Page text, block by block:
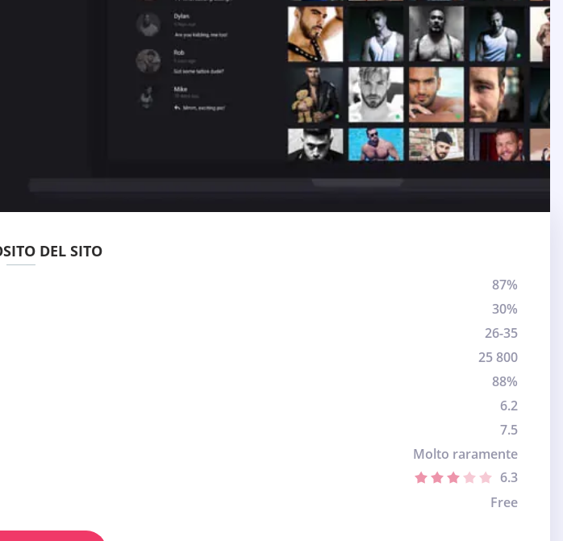
DEL SITO
87%
30%
26-35
25 800
88%
6.2
7.5
Molto raramente
6.3
Free